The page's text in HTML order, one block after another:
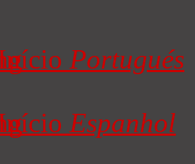
Portugués
Espanhol